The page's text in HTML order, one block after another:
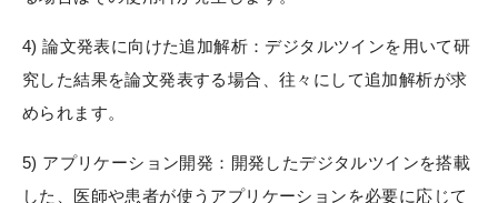
4) 論文発表に向けた追加解析：デジタルツインを用いて研
究した結果を論文発表する場合、往々にして追加解析が求
められます。
5) アプリケーション開発：開発したデジタルツインを搭載
した、医師や患者が使うアプリケーションを必要に応じて